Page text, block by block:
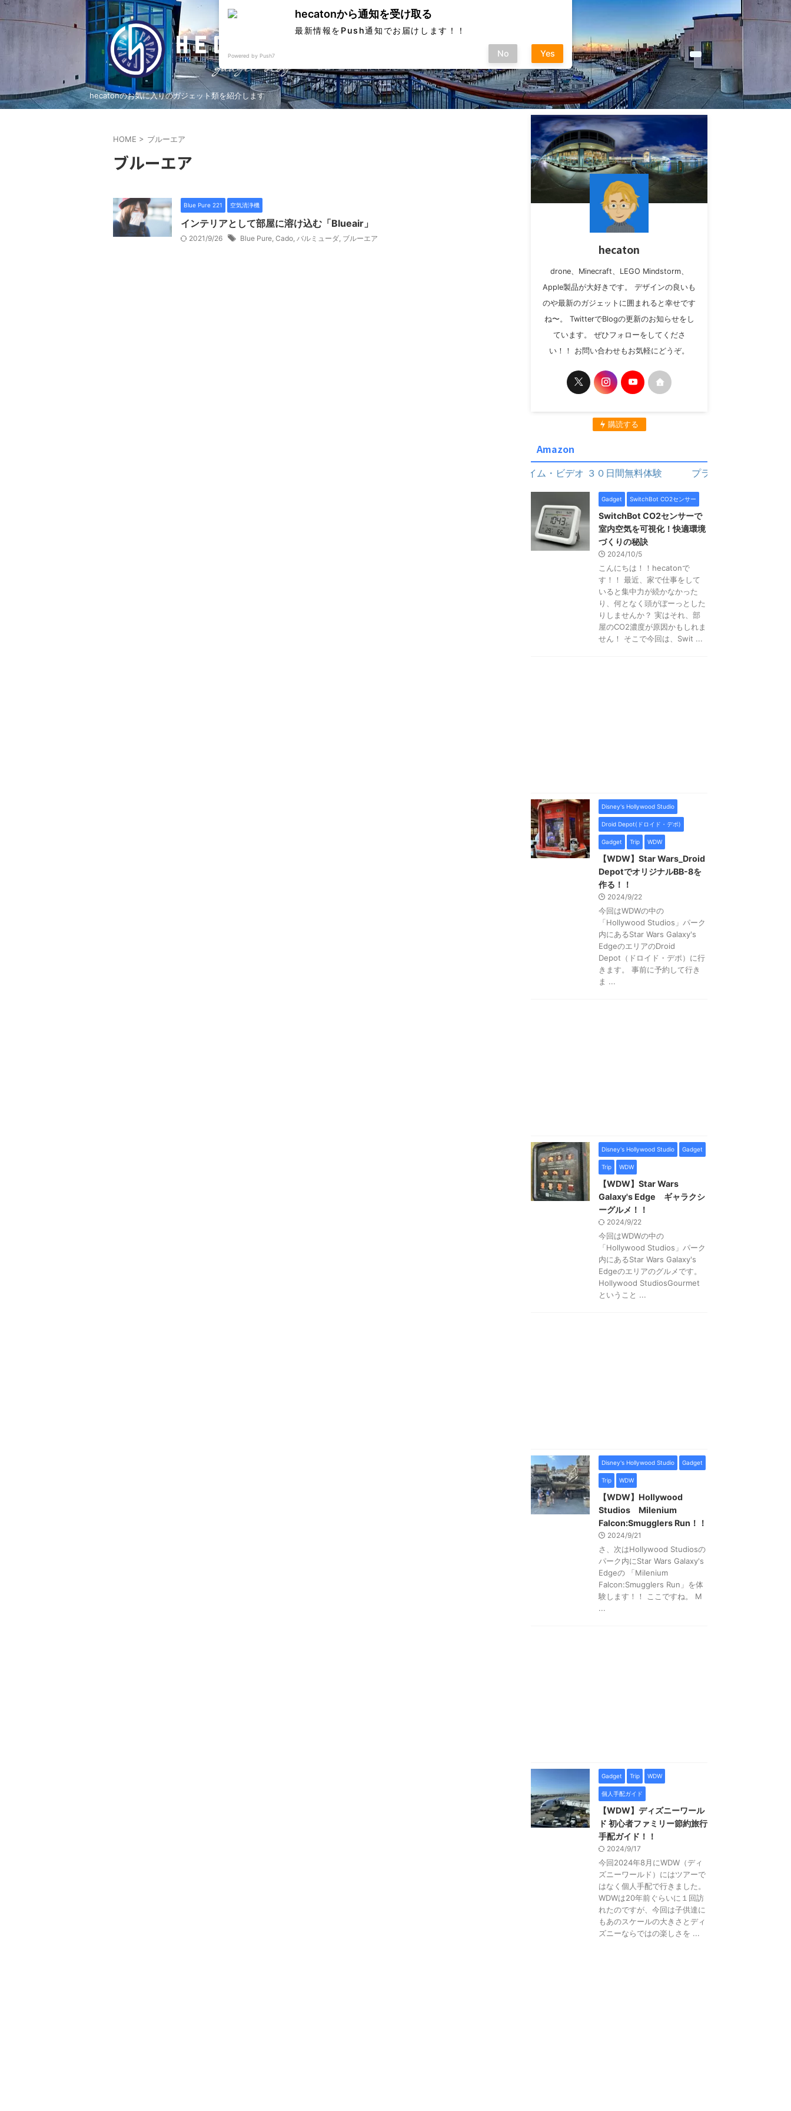
hecatonのお気に入りのガジェット類を紹介します
HOME > ブルーエア
ブルーエア
Blue Pure 221 空気清浄機
インテリアとして部屋に溶け込む「Blueair」
2021/9/26 Blue Pure Cado バルミューダ ブルーエア
hecaton
drone、Minecraft、LEGO Mindstorm、
Apple製品が大好きです。 デザインの良いも
のや最新のガジェットに囲まれると幸せです
ね〜。 TwitterでBlogの更新のお知らせをし
ています。 ぜひフォローをしてくださ
い！！ お問い合わせもお気軽にどうぞ。
購読する
Amazon
プライム・ビデオ ３０日間無料体験 プライム・ビデオ ３０日間無
Gadget SwitchBot CO2センサー
SwitchBot CO2センサーで
室内空気を可視化！快適環境
づくりの秘訣
2024/10/5
こんにちは！！hecatonで
す！！ 最近、家で仕事をして
いると集中力が続かなかった
り、何となく頭がぼーっとした
りしませんか？ 実はそれ、部
屋のCO2濃度が原因かもしれま
せん！ そこで今回は、Swit ...
Disney's Hollywood Studio
Droid Depot(ドロイド・デポ)
Gadget Trip WDW
【WDW】Star Wars_Droid
DepotでオリジナルBB-8を
作る！！
2024/9/22
今回はWDWの中の
「Hollywood Studios」パーク
内にあるStar Wars Galaxy's
EdgeのエリアのDroid
Depot（ドロイド・デポ）に行
きます。 事前に予約して行き
ま ...
Disney's Hollywood Studio Gadget
Trip WDW
【WDW】Star Wars
Galaxy's Edge ギャラクシ
ーグルメ！！
2024/9/22
今回はWDWの中の
「Hollywood Studios」パーク
内にあるStar Wars Galaxy's
Edgeのエリアのグルメです。
Hollywood StudiosGourmet
ということ ...
Disney's Hollywood Studio Gadget
Trip WDW
【WDW】Hollywood
Studios Milenium
Falcon:Smugglers Run！！
2024/9/21
さ、次はHollywood Studiosの
パーク内にStar Wars Galaxy's
Edgeの 「Milenium
Falcon:Smugglers Run」を体
験します！！ ここですね。 M
...
Gadget Trip WDW
個人手配ガイド
【WDW】ディズニーワール
ド 初心者ファミリー節約旅行
手配ガイド！！
2024/9/17
今回2024年8月にWDW（ディ
ズニーワールド）にはツアーで
はなく個人手配で行きました。
WDWは20年前ぐらいに１回訪
れたのですが、今回は子供達に
もあのスケールの大きさとディ
ズニーならではの楽しさを ...
hecatonから通知を受け取る
最新情報をPush通知でお届けします！！
Powered by Push7 No Yes